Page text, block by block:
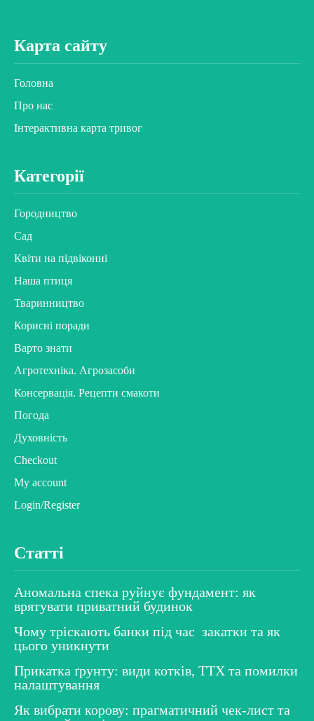
Карта сайту
Головна
Про нас
Інтерактивна карта тривог
Категорії
Городництво
Сад
Квіти на підвіконні
Наша птиця
Тваринництво
Корисні поради
Варто знати
Агротехніка. Агрозасоби
Консервація. Рецепти смакоти
Погода
Духовність
Checkout
My account
Login/Register
Статті
Аномальна спека руйнує фундамент: як
врятувати приватний будинок
Чому тріскають банки під час закатки та як
цього уникнути
Прикатка ґрунту: види котків, ТТХ та помилки
налаштування
Як вибрати корову: прагматичний чек-лист та